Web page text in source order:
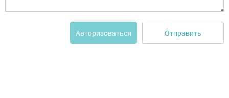
Авторизоваться Отправить